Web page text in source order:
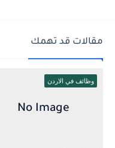
مقالات قد تهمك
وظائف في الاردن